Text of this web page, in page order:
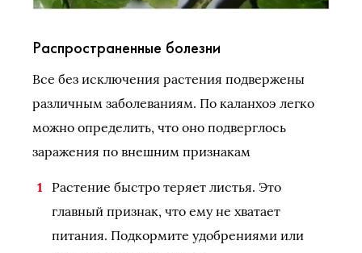
Распространенные болезни
Все без исключения растения подвержены
различным заболеваниям. По каланхоэ легко
можно определить, что оно подверглось
заражения по внешним признакам
Растение быстро теряет листья. Это
главный признак, что ему не хватает
питания. Подкормите удобрениями или